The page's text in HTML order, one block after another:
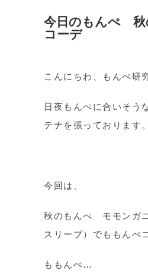
今日のもんぺ 秋
コーデ
こんにちわ、もんぺ研
日夜もんぺに合いそう
テナを張っております。
今回は、
秋のもんぺ モモンガ
スリーブ）でももんぺ
ももんぺ…